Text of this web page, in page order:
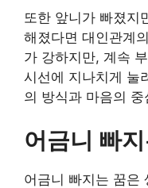
또한 앞니가 빠졌지
해졌다면 대인관계
가 강하지만, 계속
시선에 지나치게 눌
의 방식과 마음의
어금니 빠
어금니 빠지는 꿈은